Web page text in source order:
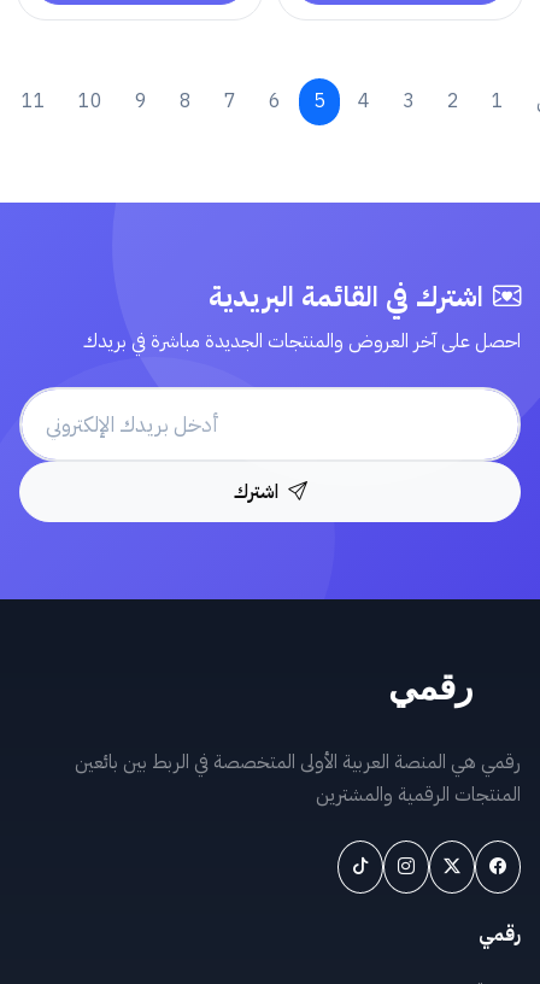
6
7
10
11 التالي
في القائمة البريدية
آخر العروض والمنتجات الجديدة مباشرة في بريدك
اشترك
المنصة العربية الأولى المتخصصة في الربط بين بائعين
الرقمية والمشترين